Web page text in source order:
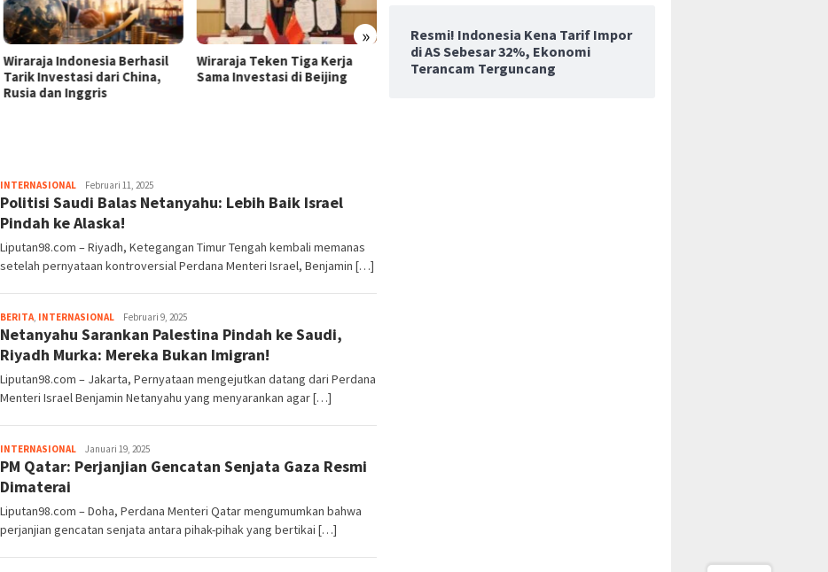
»
Berhasil
China,
Wiraraja Teken Tiga Kerja
Sama Investasi di Beijing
Wiraraja Gaet Investasi Rusia
US$9,3 Juta untuk Proyek
Rupiah Melemah ke Rp18.011
per Dolar AS, BI Pastikan
INTERNASIONALAdmin98
Februari 11, 2025
Politisi Saudi Balas Netanyahu: Lebih Baik Israel
Pindah ke Alaska!
Liputan98.com – Riyadh, Ketegangan Timur Tengah kembali memanas
setelah pernyataan kontroversial Perdana Menteri Israel, Benjamin […]
BERITA, INTERNASIONALAdmin98
Februari 9, 2025
Netanyahu Sarankan Palestina Pindah ke Saudi,
Riyadh Murka: Mereka Bukan Imigran!
Liputan98.com – Jakarta, Pernyataan mengejutkan datang dari Perdana
Menteri Israel Benjamin Netanyahu yang menyarankan agar […]
INTERNASIONALAdmin98
Januari 19, 2025
PM Qatar: Perjanjian Gencatan Senjata Gaza Resmi
Dimaterai
Liputan98.com – Doha, Perdana Menteri Qatar mengumumkan bahwa
perjanjian gencatan senjata antara pihak-pihak yang bertikai […]
Resmi! Indonesia Kena Tarif Impor
di AS Sebesar 32%, Ekonomi
Terancam Terguncang